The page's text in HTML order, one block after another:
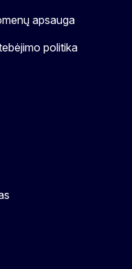
apsauga
politika